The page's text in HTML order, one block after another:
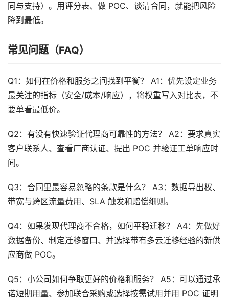
同与支持）。用评分表、做 POC、谈清合同，就能把风险
降到最低。
常见问题（FAQ）
Q1：如何在价格和服务之间找到平衡？ A1：优先设定业务
最关注的指标（安全/成本/响应），将权重写入对比表，不
要单看最低价。
Q2：有没有快速验证代理商可靠性的方法？ A2：要求真实
客户联系人、查看厂商认证、提出 POC 并验证工单响应时
间。
Q3：合同里最容易忽略的条款是什么？ A3：数据导出权、
带宽与跨区流量费用、SLA 触发和赔偿细则。
Q4：如果发现代理商不合格，如何平稳迁移？ A4：先做好
数据备份、制定迁移窗口、并选择带有多云迁移经验的新供
应商做 POC。
Q5：小公司如何争取更好的价格和服务？ A5：可以通过承
诺短期用量、参加联合采购或选择按需试用并用 POC 证明